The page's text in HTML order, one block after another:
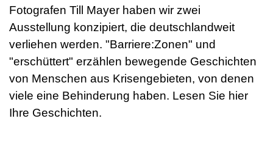
Fotografen Till Mayer haben wir zwei
Ausstellung konzipiert, die deutschlandweit
verliehen werden. "Barriere:Zonen" und
"erschüttert" erzählen bewegende Geschichten
von Menschen aus Krisengebieten, von denen
viele eine Behinderung haben. Lesen Sie hier
Ihre Geschichten.